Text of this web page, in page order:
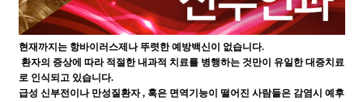
현재까지는 항바이러스제나 뚜렷한 예방백신이 없습니다.
환자의 증상에 따라 적절한 내과적 치료를 병행하는 것만이 유일한 대증치료
로 인식되고 있습니다.
급성 신부전이나 만성질환자 , 혹은 면역기능이 떨어진 사람들은 감염시 예후